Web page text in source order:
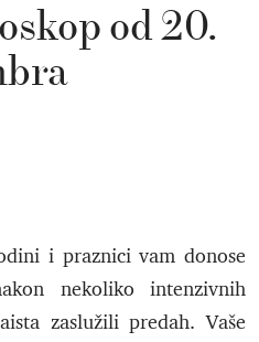
od 20.
i praznici vam donose
nekoliko intenzivnih
zaslužili predah. Vaše